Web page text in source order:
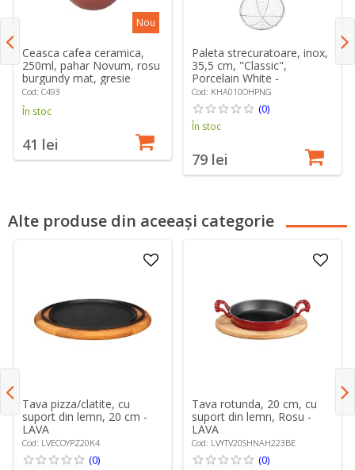
Nou
Ceasca cafea ceramica,
250ml, pahar Novum, rosu
burgundy mat, gresie
glazurata manual
Cod: C493
În stoc
41 lei
Paleta strecuratoare, inox,
35,5 cm, "Classic",
Porcelain White -
KitchenAid
Cod: KHA010OHPNG
(0)
În stoc
79 lei
Alte produse din aceeași categorie
Tava pizza/clatite, cu
suport din lemn, 20 cm -
LAVA
Cod: LVECOYPZ20K4
(0)
Tava rotunda, 20 cm, cu
suport din lemn, Rosu -
LAVA
Cod: LVYTV20SHNAH223BE
(0)